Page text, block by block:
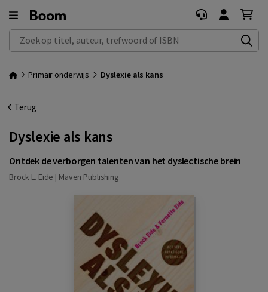
Zoek op titel, auteur, trefwoord of ISBN
Primair onderwijs Dyslexie als kans
Terug
Dyslexie als kans
Ontdek de verborgen talenten van het dyslectische brein
Brock L. Eide | Maven Publishing